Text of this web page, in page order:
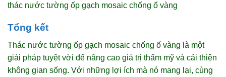
thác nước tường ốp gạch mosaic chống ố vàng
Tổng kết
Thác nước tường ốp gạch mosaic chống ố vàng là một
giải pháp tuyệt vời để nâng cao giá trị thẩm mỹ và cải thiện
không gian sống. Với những lợi ích mà nó mang lại, cùng